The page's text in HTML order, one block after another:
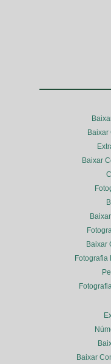
Baixar
Baixar
Baixar
Fotografia
Baixar